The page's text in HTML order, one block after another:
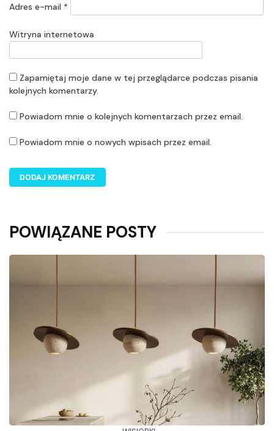
Adres e-mail *
Witryna internetowa
Zapamiętaj moje dane w tej przeglądarce podczas pisania
kolejnych komentarzy.
Powiadom mnie o kolejnych komentarzach przez email.
Powiadom mnie o nowych wpisach przez email.
POWIĄZANE POSTY